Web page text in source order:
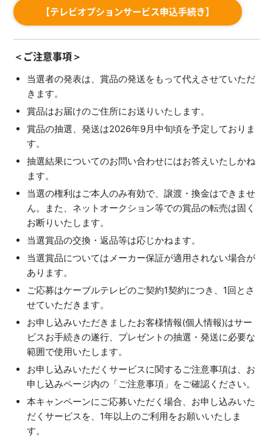
【テレビオプションサービス申込手続き】
＜ご注意事項＞
当選者の発表は、賞品の発送をもって代えさせていただ
きます。
賞品はお届けのご住所にお送りいたします。
賞品の抽選、発送は2026年9月中旬頃を予定しておりま
す。
抽選結果についてのお問い合わせにはお答えいたしかね
ます。
当選の権利はご本人のみ有効で、譲渡・換金はできませ
ん。また、ネットオークション等での賞品の転売は固く
お断りいたします。
当選賞品の交換・返品等は応じかねます。
当選賞品についてはメーカー保証が適用されない場合が
あります。
ご応募はケーブルテレビのご契約1契約につき、1回とさ
せていただきます。
お申し込みいただきましたお客様情報(個人情報)はサー
ビスお手続きの遂行、プレゼントの抽選・発送に必要な
範囲で使用いたします。
お申し込みいただくサービスに関するご注意事項は、お
申し込みページ内の「ご注意事項」をご確認ください。
本キャンペーンにご応募いただく場合、お申し込みいた
だくサービスを、1年以上のご利用をお願いいたしま
す。